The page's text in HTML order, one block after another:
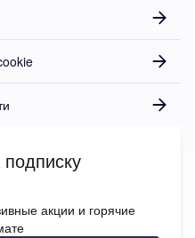
акции и горячие